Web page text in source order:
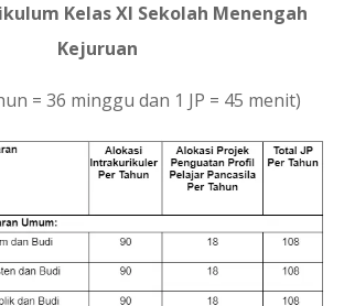
Kelas XI Sekolah Menengah
Kejuruan
= 36 minggu dan 1 JP = 45 menit)